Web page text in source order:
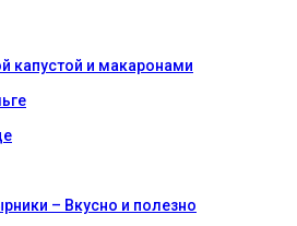
капустой и макаронами
– Вкусно и полезно